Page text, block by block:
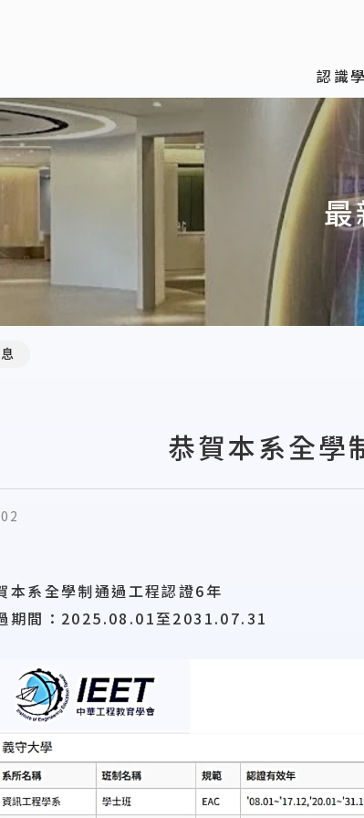
認識
恭賀本系全學
本系全學制通過工程認證6年
期間：2025.08.01至2031.07.31